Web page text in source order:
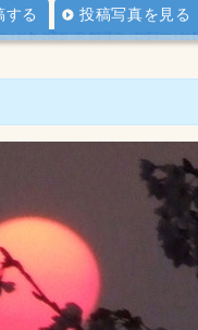
する 投稿写真を見る